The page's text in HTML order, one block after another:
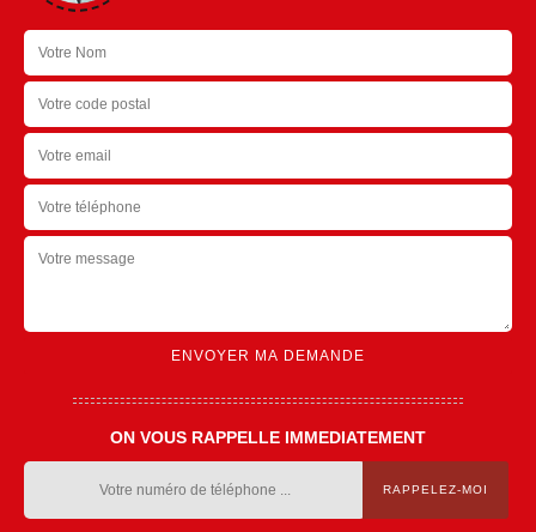
ON VOUS RAPPELLE IMMEDIATEMENT